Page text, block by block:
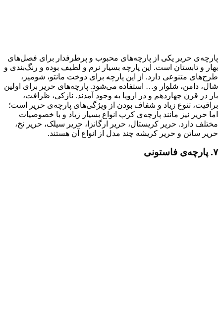
پارچه‌ی حریر یکی از پارچه‌های محبوب و پرطرفدار برای فصل‌های
بهار و تابستان است. این پارچه بسیار نرم و لطیف بوده و رنگ‌بندی و
طرح‌های متنوعی دارد. از این پارچه برای دوخت مانتو، شومیز،
شال، دامن، شلوار و… استفاده می‌شود. پارچه‌های حریر برای اولین
بار در قرن چهاردهم و در اروپا به وجود آمدند. نازکی، ظرافت،
براقیت، تنوع زیاد و شفاف بودن از ویژگی‌های پارچه‌ی حریر است؛
اما حریر نیز مانند پارچه‌ی کرپ انواع بسیار زیاد و با خصوصیات
مختلف دارد. حریر کریستال، حریر ارگانزا، حریر سیلک، حریر نخ،
حریر ساتن و حریر کریشه چند مدل از انواع آن هستند.
۷. پارچه‌ی فاستونی